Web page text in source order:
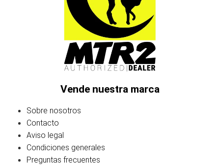
Vende nuestra marca
Sobre nosotros
Contacto
Aviso legal
Condiciones generales
Preguntas frecuentes